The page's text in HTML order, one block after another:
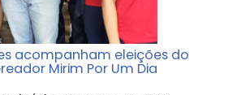
acompanham eleições do
Mirim Por Um Dia